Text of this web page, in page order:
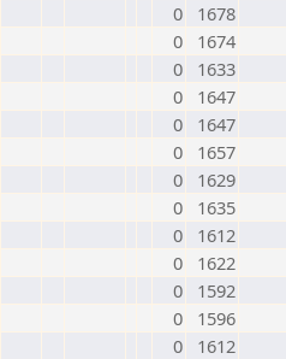
0
1678
0
1674
0
1633
0
1647
0
1647
0
1657
0
1629
0
1635
0
1612
0
1622
0
1592
0
1596
0
1612